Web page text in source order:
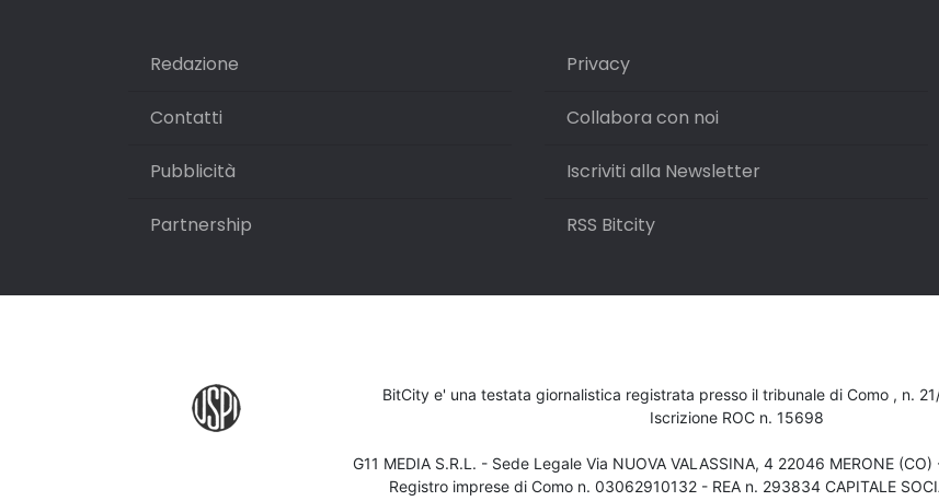
Redazione
Contatti
Pubblicità
Partnership
Privacy
Collabora con noi
Iscriviti alla Newsletter
RSS Bitcity
BitCity e' una testata giornalistica registrata presso il tribunale di Como , n.
Iscrizione ROC n. 15698
G11 MEDIA S.R.L. - Sede Legale Via NUOVA VALASSINA, 4 22046 MERONE (CO)
Registro imprese di Como n. 03062910132 - REA n. 293834 CAPITALE